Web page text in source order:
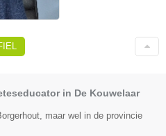
in De Kouwelaar
maar wel in de provincie